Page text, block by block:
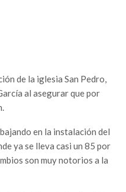
de la iglesia San Pedro,
al asegurar que por
en la instalación del
ya se lleva casi un 85 por
son muy notorios a la